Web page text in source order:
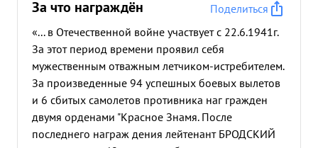
За что награждён
Поделиться
«... в Отечественной войне участвует с 22.6.1941г.
За этот период времени проявил себя
мужественным отважным летчиком-истребителем.
За произведенные 94 успешных боевых вылетов
и 6 сбитых самолетов противника наг гражден
двумя орденами "Красное Знамя. После
последнего награж дения лейтенант БРОДСКИЙ